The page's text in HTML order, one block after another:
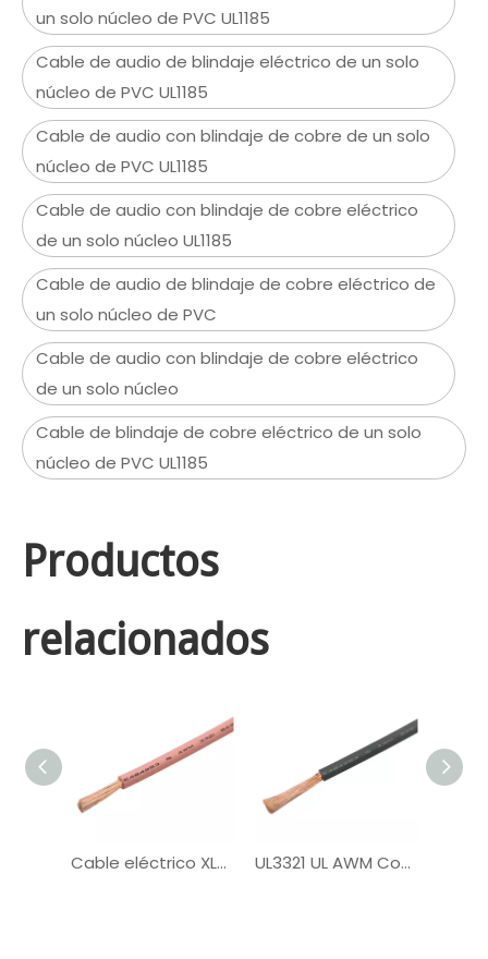
un solo núcleo de PVC UL1185
Cable de audio de blindaje eléctrico de un solo
núcleo de PVC UL1185
Cable de audio con blindaje de cobre de un solo
núcleo de PVC UL1185
Cable de audio con blindaje de cobre eléctrico
de un solo núcleo UL1185
Cable de audio de blindaje de cobre eléctrico de
un solo núcleo de PVC
Cable de audio con blindaje de cobre eléctrico
de un solo núcleo
Cable de blindaje de cobre eléctrico de un solo
núcleo de PVC UL1185
Productos
relacionados
Cable eléctrico XLPE de un solo núcleo UL3321 UL3321 UL AWM Cobre PV de cobre con estateado